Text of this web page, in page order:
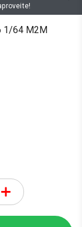
1/64 M2M
+